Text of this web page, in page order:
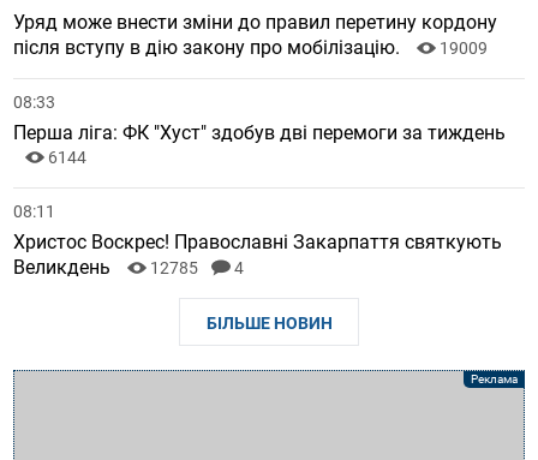
Уряд може внести зміни до правил перетину кордону
після вступу в дію закону про мобілізацію.
19009
08:33
Перша ліга: ФК "Хуст" здобув дві перемоги за тиждень
6144
08:11
Христос Воскрес! Православні Закарпаття святкують
Великдень
12785 4
БІЛЬШЕ НОВИН